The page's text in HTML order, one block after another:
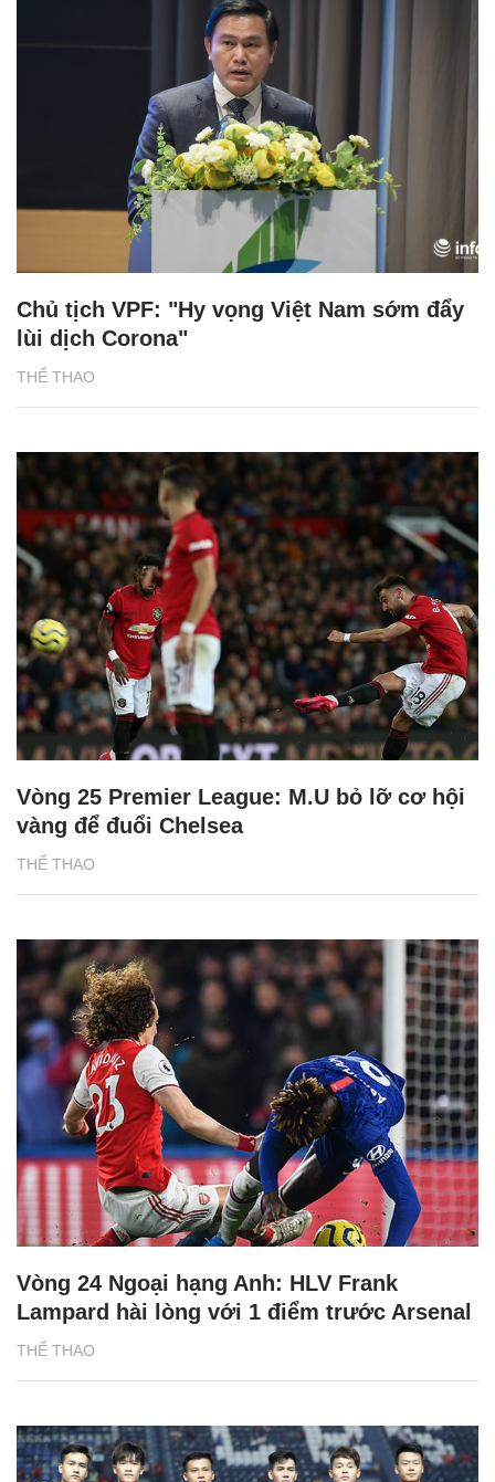
THỂ THAO
Chủ tịch VPF: "Hy vọng Việt Nam sớm đẩy
lùi dịch Corona"
THỂ THAO
Vòng 25 Premier League: M.U bỏ lỡ cơ hội
vàng để đuổi Chelsea
THỂ THAO
Vòng 24 Ngoại hạng Anh: HLV Frank
Lampard hài lòng với 1 điểm trước Arsenal